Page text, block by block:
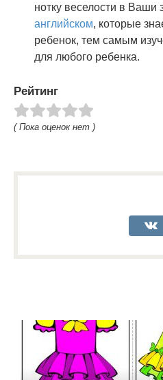
нотку веселости в Ваши
английском, которые
ребенок, тем самым
для любого ребенка.
Рейтинг
( Пока оценок нет )